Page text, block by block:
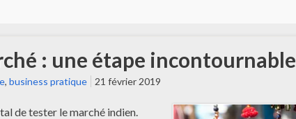
: une étape incontournable
, business pratique 21 février 2019
de tester le marché indien.